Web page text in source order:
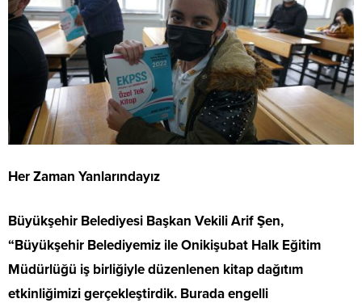
Her Zaman Yanlarındayız
Büyükşehir Belediyesi Başkan Vekili Arif Şen,
“Büyükşehir Belediyemiz ile Onikişubat Halk Eğitim
Müdürlüğü iş birliğiyle düzenlenen kitap dağıtım
etkinliğimizi gerçekleştirdik. Burada engelli